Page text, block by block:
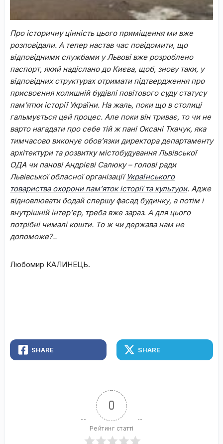
Про історичну цінність цього приміщення ми вже
розповідали. А тепер настав час повідомити, що
відповідними службами у Львові вже розроблено
паспорт, який надіслано до Києва, щоб, знову таки, у
відповідних структурах отримати підтвердження про
присвоєння колишній будівлі повітового суду статусу
пам’ятки історії України. На жаль, поки що в столиці
гальмується цей процес. Але поки він триває, то чи не
варто нагадати про себе тій ж пані Оксані Ткачук, яка
тимчасово виконує обов’язки директора департаменту
архітектури та розвитку містобудування Львівської
ОДА чи панові Андрієві Салюку – голові ради
Львівської обласної організації Українського
товариства охорони пам’яток історії та культури. Адже
відновлювати бодай спершу фасад будинку, а потім і
внутрішній інтер’єр, треба вже зараз. А для цього
потрібні чималі кошти. То ж чи держава нам не
допоможе?..
Любомир КАЛИНЕЦЬ.
SHARE SHARE
0
Рейтинг статті